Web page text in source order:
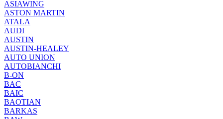
ASIAWING
ASTON MARTIN
ATALA
AUDI
AUSTIN
AUSTIN-HEALEY
AUTO UNION
AUTOBIANCHI
B-ON
BAC
BAIC
BAOTIAN
BARKAS